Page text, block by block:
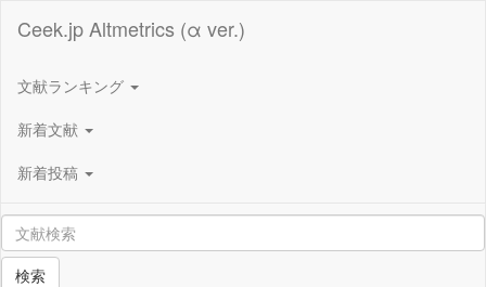
Ceek.jp Altmetrics (α ver.)
文献ランキング
新着文献
新着投稿
検索